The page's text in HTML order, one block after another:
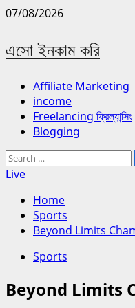
Skip
content
07/08/2026
এসো ইনকাম করি
Primary
Menu
Affiliate Marketing
income
Freelancing ফ্রিল্যান্সিং
Blogging
Search
for:
Live
Home
Sports
Beyond Limits
Sports
Beyond Limits